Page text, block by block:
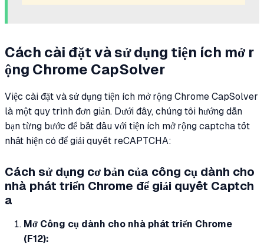
Cách cài đặt và sử dụng tiện ích mở r
ộng Chrome CapSolver
Việc cài đặt và sử dụng tiện ích mở rộng Chrome CapSolver
là một quy trình đơn giản. Dưới đây, chúng tôi hướng dẫn
bạn từng bước để bắt đầu với tiện ích mở rộng captcha tốt
nhất hiện có để giải quyết reCAPTCHA:
Cách sử dụng cơ bản của công cụ dành cho
nhà phát triển Chrome để giải quyết Captch
a
Mở Công cụ dành cho nhà phát triển Chrome
(F12):